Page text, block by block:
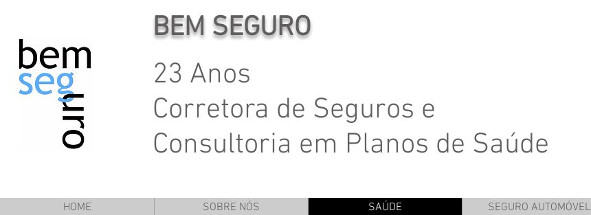
BEM SEGURO
23 Anos
Corretora de Seguros e
Consultoria em Planos de Saúde
HOME SOBRE NÓS SAÚDE SEGURO AUTOMÓVEL